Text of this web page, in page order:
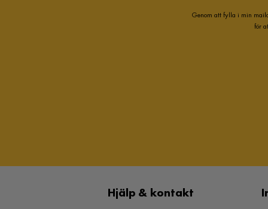
Genom att fylla i min
för
Hjälp & kontakt